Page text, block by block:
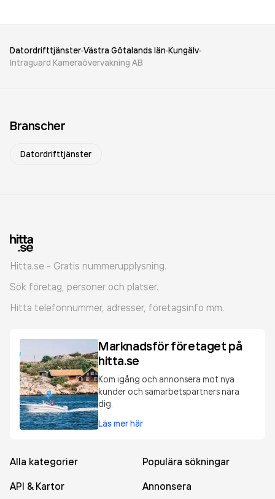
Datordrifttjänster Västra Götalands län Kungälv
Intraguard Kameraövervakning AB
Branscher
Datordrifttjänster
Hitta.se - Gratis nummerupplysning.
Sök företag, personer och platser.
Hitta telefonnummer, adresser, företagsinfo mm.
Marknadsför företaget på
hitta.se
Kom igång och annonsera mot nya
kunder och samarbetspartners nära
dig.
Läs mer här
Alla kategorier
Populära sökningar
API & Kartor
Annonsera